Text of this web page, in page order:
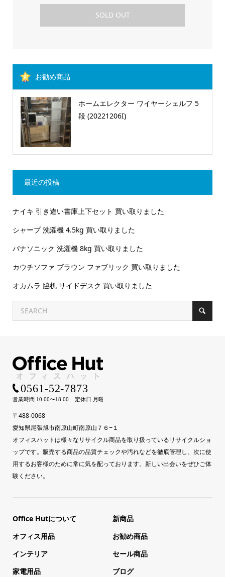
SOLD OUT
お勧め商品
ホームエレクター ワイヤーシェルフ 5
段 (20221206I)
最近の投稿
ナイキ 引き違い書庫上下セット 買い取りました
シャープ 洗濯機 4.5kg 買い取りました
パナソニック 洗濯機 8kg 買い取りました
カウチソファ ブラウン ファブリック 買い取りました
オカムラ 脇机 サイドデスク 買い取りました
〒488-0068
愛知県尾張旭市南原山町南原山７６−１
オフィスハットは様々なリサイクル商品を取り扱っているリサイクルショ
ップです。販売する商品の品質チェックや汚れなどを徹底管理し、次に使
用するお客様のために常に気を配っております。新しい出会いをぜひご体
験ください。
Office Hutについて
オフィス用品
インテリア
家電用品
新商品
お勧め商品
セール商品
ブログ